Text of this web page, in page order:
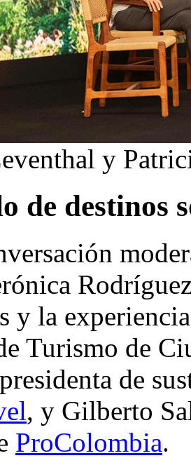
y
de destinos
y la
Turismo de
de
, y Gilberto
ProColombia.